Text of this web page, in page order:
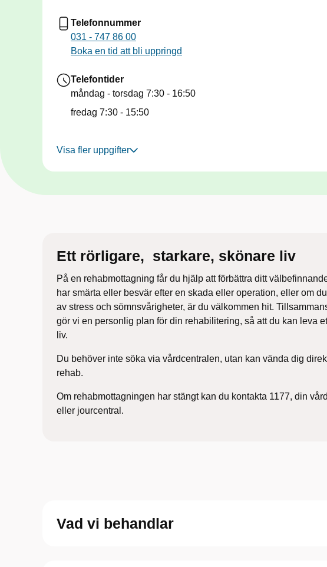
Telefonnummer
031 - 747 86 00
Boka en tid att bli uppringd
Telefontider
måndag - torsdag 7:30 - 16:50
fredag 7:30 - 15:50
Visa fler uppgifter
Ett rörligare, ​ starkare, skönare liv​
På en rehabmottagning får du hjälp att förbättra ditt
har smärta eller besvär efter en skada eller operation, eller om
av stress och sömnsvårigheter, är du välkommen hit.
gör vi en personlig plan för din rehabilitering, så att du kan leva
liv.
Du behöver inte söka via vårdcentralen, utan kan vända dig
rehab.
Om rehabmottagningen har stängt kan du kontakta 1177, din
eller jourcentral.
Vad vi behandlar